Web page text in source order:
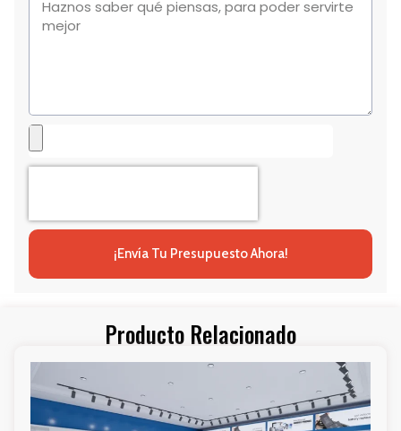
¡Envía Tu Presupuesto Ahora!
Producto Relacionado